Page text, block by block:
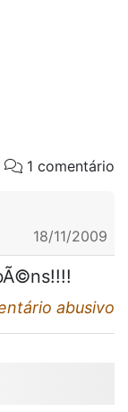
1 comentário
18/11/2009
abusivo